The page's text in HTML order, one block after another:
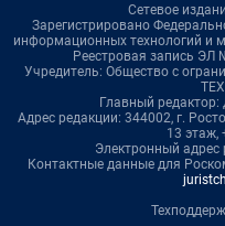
Сетевое
Зарегистрировано
информационных технологий и
Реестровая запись ЭЛ
Учредитель: Общество с
Главный редактор:
Адрес редакции: 344002, г.
13 этаж,
Электронный адрес
Контактные данные для